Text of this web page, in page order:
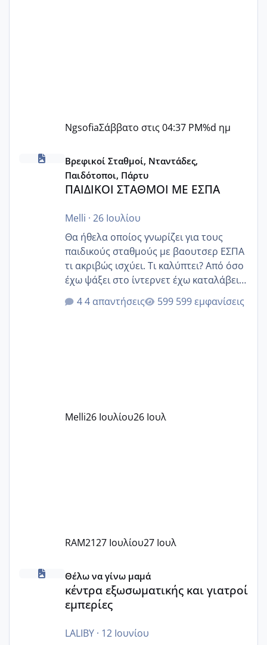
NgsofiaΣάββατο στις 04:37 PM%d ημ
ΠΑΙΔΙΚΟΙ ΣΤΑΘΜΟΙ ΜΕ ΕΣΠΑ
Βρεφικοί Σταθμοί, Νταντάδες,
Παιδότοποι, Πάρτυ
ΠΑΙΔΙΚΟΙ ΣΤΑΘΜΟΙ ΜΕ ΕΣΠΑ
Melli · 26 Ιουλίου
Θα ήθελα οποίος γνωρίζει για τους
παιδικούς σταθμούς με βαουτσερ ΕΣΠΑ
τι ακριβώς ισχύει. Τι καλύπτει? Από όσο
έχω ψάξει στο ίντερνετ έχω καταλάβει
ότι το βαουτσερ καλύπτει όλα τα
δίδακτρα και τα τροφεια του ιδιωτικού
Εγώ πήγα σε έναν ιδιωτικό παιδικό στ
4 απαντήσεις 599 εμφανίσεις
Melli26 Ιουλίου26 Ιουλ
RAM2127 Ιουλίου27 Ιουλ
κέντρα εξωσωματικής και γιατροί εμπερίες
Θέλω να γίνω μαμά
κέντρα εξωσωματικής και γιατροί
εμπερίες
LALIBY· 12 Ιουνίου